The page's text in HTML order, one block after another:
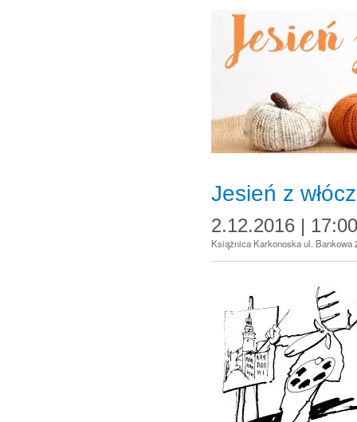
Jesień z
2.12.2016 | 17:00
Książnica Karkonoska ul. Bankowa